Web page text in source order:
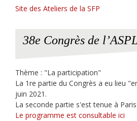
Site des Ateliers de la SFP
38e Congrès de
Thème : "La participation"
La 1re partie du Congrès a eu lieu
juin 2021.
La seconde partie s'est tenue à
Le programme est consultable ici